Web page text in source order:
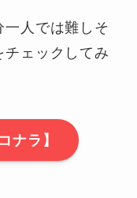
一人では難しそ
ェックしてみ
ナラ】